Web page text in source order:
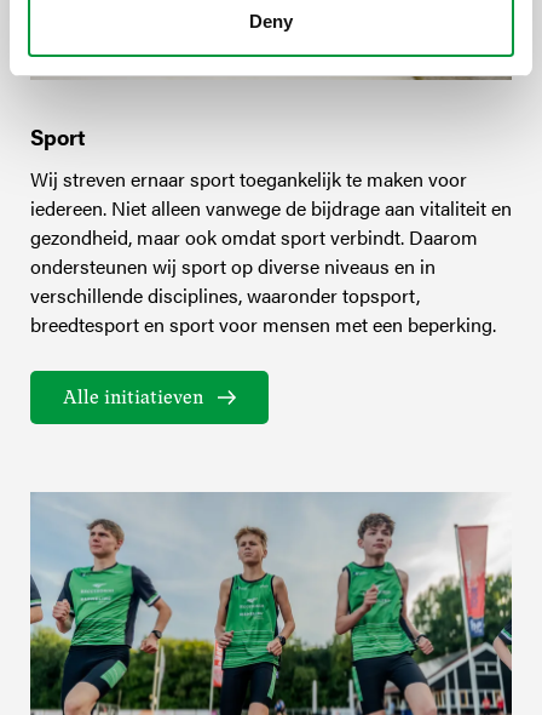
Deny
Sport
Wij streven ernaar sport toegankelijk te maken voor
iedereen. Niet alleen vanwege de bijdrage aan vitaliteit en
gezondheid, maar ook omdat sport verbindt. Daarom
ondersteunen wij sport op diverse niveaus en in
verschillende disciplines, waaronder topsport,
breedtesport en sport voor mensen met een beperking.
Alle initiatieven